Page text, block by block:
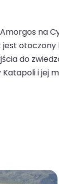
na
do
i